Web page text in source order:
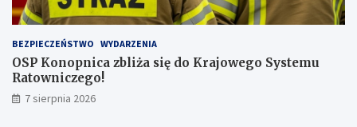
a
a
ż
e
r
BEZPIECZEŃSTWO WYDARZENIA
OSP Konopnica zbliża się do Krajowego Systemu
Ratowniczego!
7 sierpnia 2026